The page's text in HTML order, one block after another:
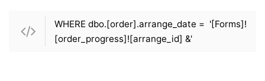
WHERE dbo.[order].arrange_date = '[Forms]!
[order_progress]![arrange_id] &'